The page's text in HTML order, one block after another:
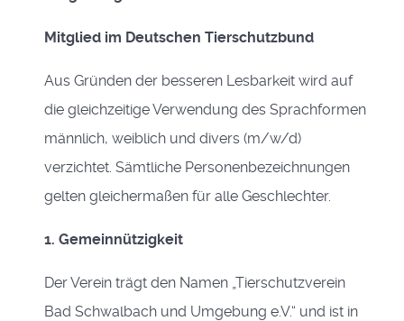
Mitglied im Deutschen Tierschutzbund
Aus Gründen der besseren Lesbarkeit wird auf
die gleichzeitige Verwendung des Sprachformen
männlich, weiblich und divers (m/w/d)
verzichtet. Sämtliche Personenbezeichnungen
gelten gleichermaßen für alle Geschlechter.
1. Gemeinnützigkeit
Der Verein trägt den Namen „Tierschutzverein
Bad Schwalbach und Umgebung e.V.“ und ist in